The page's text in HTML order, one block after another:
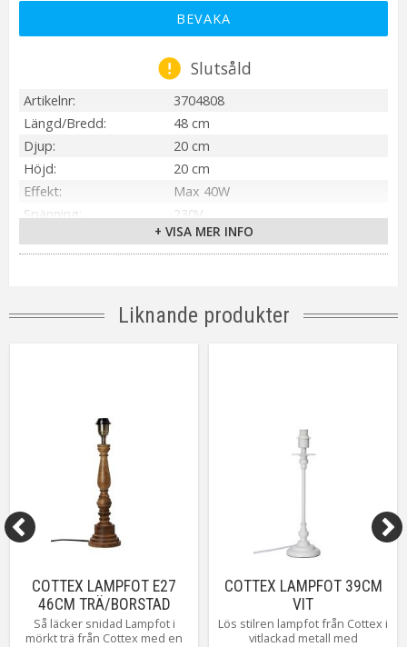
BEVAKA
Slutsåld
Artikelnr
3704808
Längd/Bredd
48 cm
Djup
20 cm
Höjd
20 cm
Effekt
Max 40W
Spänning
230V
Ingår ej
Sockel
E27
Inomhus
PR Home
+ VISA MER INFO
Liknande produkter
COTTEX LAMPFOT E27
46CM TRÄ/BORSTAD
MÄSSING
Så läcker snidad Lampfot i
mörkt trä från Cottex med en
COTTEX LAMPFOT 39CM
VIT
Lös stilren lampfot från Cottex i
vitlackad metall med